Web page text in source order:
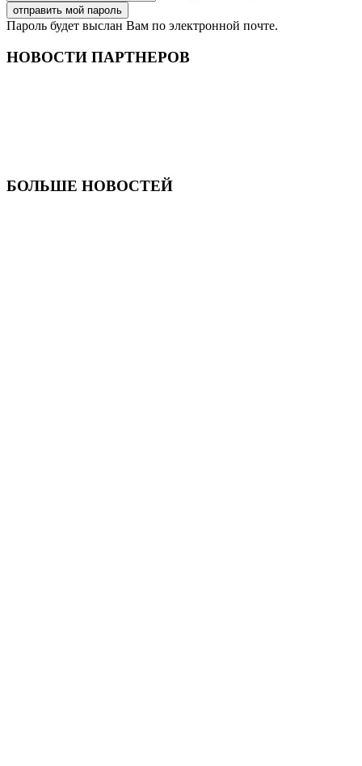
Пароль будет выслан Вам по электронной почте.
НОВОСТИ ПАРТНЕРОВ
БОЛЬШЕ НОВОСТЕЙ